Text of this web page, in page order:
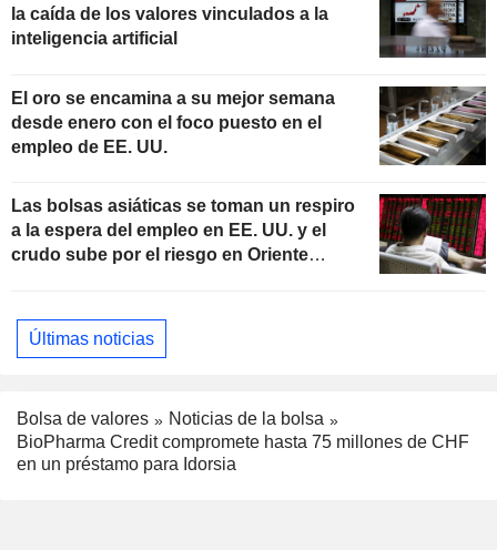
la caída de los valores vinculados a la
inteligencia artificial
El oro se encamina a su mejor semana
desde enero con el foco puesto en el
empleo de EE. UU.
Las bolsas asiáticas se toman un respiro
a la espera del empleo en EE. UU. y el
crudo sube por el riesgo en Oriente
Últimas noticias
Bolsa de valores
Noticias de la bolsa
BioPharma Credit compromete hasta 75 millones de CHF
en un préstamo para Idorsia